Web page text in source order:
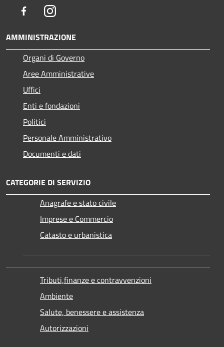
FacebookInstagram
AMMINISTRAZIONE
Organi di Governo
Aree Amministrative
Uffici
Enti e fondazioni
Politici
Personale Amministrativo
Documenti e dati
CATEGORIE DI SERVIZIO
Anagrafe e stato civile
Imprese e Commercio
Catasto e urbanistica
Tributi,finanze e contravvenzioni
Ambiente
Salute, benessere e assistenza
Autorizzazioni